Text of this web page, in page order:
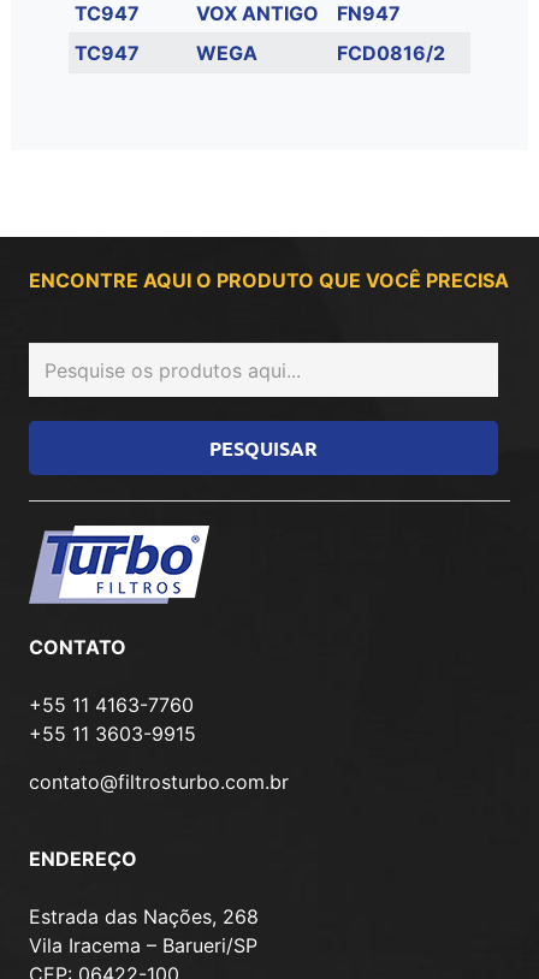
TC947
VOX ANTIGO
FN947
TC947
WEGA FCD0816/2
ENCONTRE AQUI O PRODUTO QUE VOCÊ PRECISA
CONTATO
+55 11 4163-7760
+55 11 3603-9915
contato@filtrosturbo.com.br
ENDEREÇO
Estrada das Nações, 268
Vila Iracema – Barueri/SP
CEP: 06422-100